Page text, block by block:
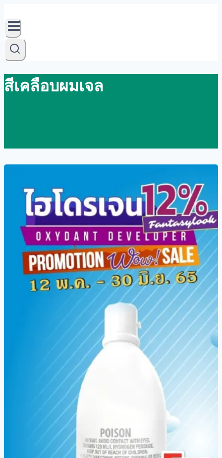
to
content
สีเคลือบผมเจล